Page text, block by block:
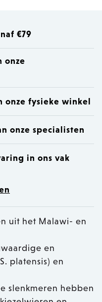
€79
onze
onze fysieke winkel
onze specialisten
in ons vak
uit het Malawi- en
en
platensis) en
slenkmeren hebben